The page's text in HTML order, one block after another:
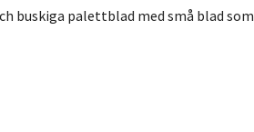
buskiga palettblad med små blad